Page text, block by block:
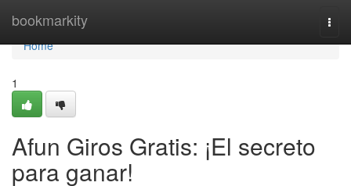
bookmarkity
Home
Home
1
Afun Giros Gratis: ¡El secreto
para ganar!